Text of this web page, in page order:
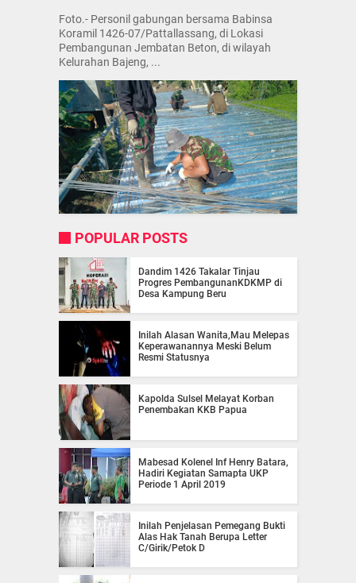
Foto.- Personil gabungan bersama Babinsa
Koramil 1426-07/Pattallassang, di Lokasi
Pembangunan Jembatan Beton, di wilayah
Kelurahan Bajeng, ...
POPULAR POSTS
Dandim 1426 Takalar Tinjau
Progres PembangunanKDKMP di
Desa Kampung Beru
Inilah Alasan Wanita,Mau Melepas
Keperawanannya Meski Belum
Resmi Statusnya
Kapolda Sulsel Melayat Korban
Penembakan KKB Papua
Mabesad Kolenel Inf Henry Batara,
Hadiri Kegiatan Samapta UKP
Periode 1 April 2019
Inilah Penjelasan Pemegang Bukti
Alas Hak Tanah Berupa Letter
C/Girik/Petok D